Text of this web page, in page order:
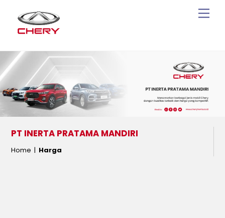
content
PT INERTA PRATAMA MANDIRI
Home | Harga